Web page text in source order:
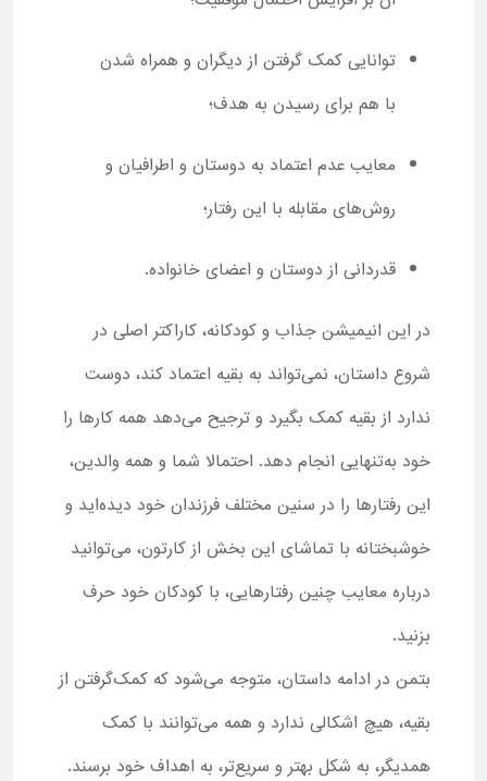
توانایی کمک گرفتن از دیگران و همراه شدن
با هم برای رسیدن به هدف؛
معایب عدم اعتماد به دوستان و اطرافیان و
روش‌های مقابله با این رفتار؛
قدردانی از دوستان و اعضای خانواده.
در این انیمیشن جذاب و کودکانه، کاراکتر اصلی در
شروع داستان، نمی‌تواند به بقیه اعتماد کند، دوست
ندارد از بقیه کمک بگیرد و ترجیح می‌دهد همه کارها را
خود به‌تنهایی انجام دهد. احتمالا شما و همه والدین،
این رفتارها را در سنین مختلف فرزندان خود دیده‌اید و
خوشبختانه با تماشای این بخش از کارتون، می‌توانید
درباره معایب چنین رفتارهایی، با کودکان خود حرف
بزنید.
بتمن در ادامه داستان، متوجه می‌شود که کمک‌‎گرفتن از
بقیه، هیچ اشکالی ندارد و همه می‌توانند با کمک
همدیگر، به شکل بهتر و سریع‌تر، به اهداف خود برسند.